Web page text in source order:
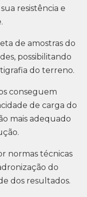
resistência e
de amostras do
possibilitando
do terreno.
conseguem
de carga do
mais adequado
normas técnicas
do
dos resultados.